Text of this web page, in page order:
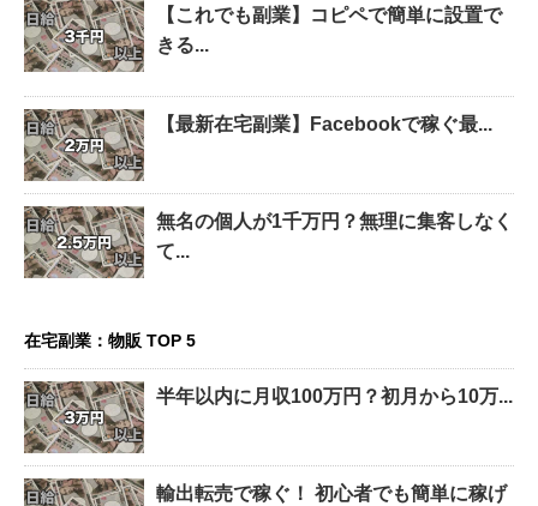
【これでも副業】コピペで簡単に設置で
きる...
【最新在宅副業】Facebookで稼ぐ最...
無名の個人が1千万円？無理に集客しなく
て...
在宅副業：物販 TOP 5
半年以内に月収100万円？初月から10万...
輸出転売で稼ぐ！ 初心者でも簡単に稼げ